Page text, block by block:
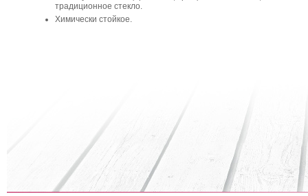
традиционное стекло.
Химически стойкое.